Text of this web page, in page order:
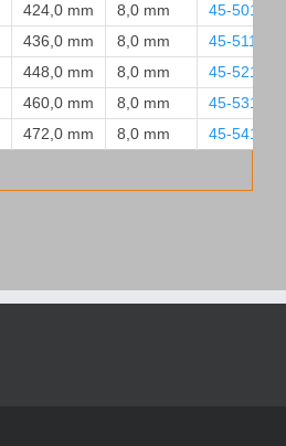
424,0 mm 8,0 mm
45-5010-
436,0 mm 8,0 mm
45-5110-
448,0 mm 8,0 mm
45-5210-
460,0 mm 8,0 mm
45-5310-
472,0 mm 8,0 mm 45-5410-